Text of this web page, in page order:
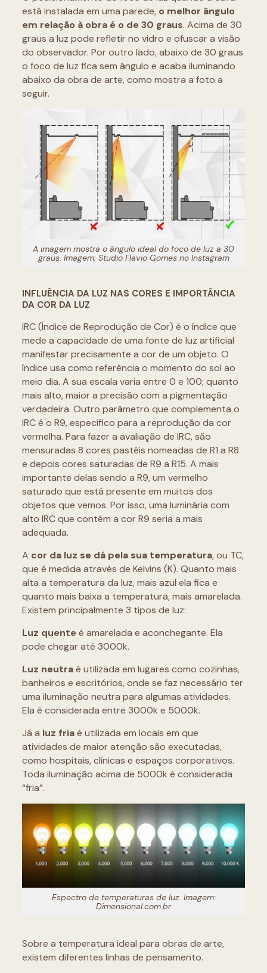
está instalada em uma parede, o melhor ângulo
em relação à obra é o de 30 graus. Acima de 30
graus a luz pode refletir no vidro e ofuscar a visão
do observador. Por outro lado, abaixo de 30 graus
o foco de luz fica sem ângulo e acaba iluminando
abaixo da obra de arte, como mostra a foto a
seguir.
A imagem mostra o ângulo ideal do foco de luz a 30
graus. Imagem: Studio Flavio Gomes no Instagram
INFLUÊNCIA DA LUZ NAS CORES E IMPORTÂNCIA
DA COR DA LUZ
IRC (Índice de Reprodução de Cor) é o índice que
mede a capacidade de uma fonte de luz artificial
manifestar precisamente a cor de um objeto. O
índice usa como referência o momento do sol ao
meio dia. A sua escala varia entre 0 e 100; quanto
mais alto, maior a precisão com a pigmentação
verdadeira. Outro parâmetro que complementa o
IRC é o R9, específico para a reprodução da cor
vermelha. Para fazer a avaliação de IRC, são
mensuradas 8 cores pastéis nomeadas de R1 a R8
e depois cores saturadas de R9 a R15. A mais
importante delas sendo a R9, um vermelho
saturado que está presente em muitos dos
objetos que vemos. Por isso, uma luminária com
alto IRC que contém a cor R9 seria a mais
adequada.
A cor da luz se dá pela sua temperatura, ou TC,
que é medida através de Kelvins (K). Quanto mais
alta a temperatura da luz, mais azul ela fica e
quanto mais baixa a temperatura, mais amarelada.
Existem principalmente 3 tipos de luz:
Luz quenteé amarelada e aconchegante. Ela
pode chegar até 3000k.
Luz neutraé utilizada em lugares como cozinhas,
banheiros e escritórios, onde se faz necessário ter
uma iluminação neutra para algumas atividades.
Ela é considerada entre 3000k e 5000k.
Já a luz friaé utilizada em locais em que
atividades de maior atenção são executadas,
como hospitais, clínicas e espaços corporativos.
Toda iluminação acima de 5000k é considerada
“fria”.
Espectro de temperaturas de luz. Imagem:
Dimensional.com.br
Sobre a temperatura ideal para obras de arte,
existem diferentes linhas de pensamento.